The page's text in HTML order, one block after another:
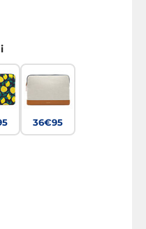
36€95